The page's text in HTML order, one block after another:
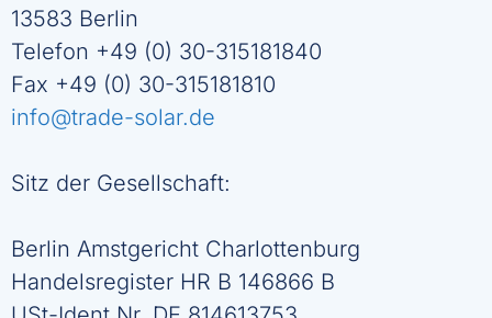
13583 Berlin
Telefon +49 (0) 30-315181840
Fax +49 (0) 30-315181810
info@trade-solar.de
Sitz der Gesellschaft:
Berlin Amstgericht Charlottenburg
Handelsregister HR B 146866 B